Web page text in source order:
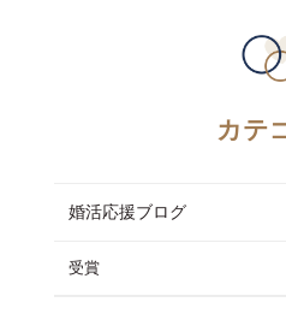
カテ
婚活応援ブログ
受賞